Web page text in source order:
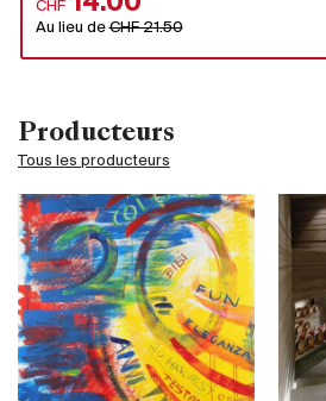
Producteurs
Tous les producteurs
CHF
Au lieu deCHF 21.50